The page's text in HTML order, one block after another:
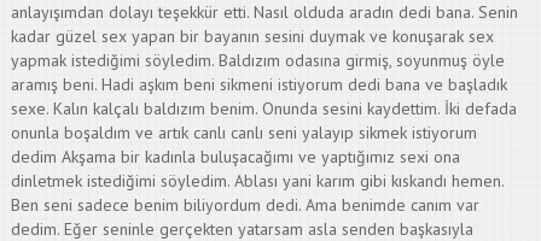
anlayışımdan dolayı teşekkür etti. Nasıl olduda aradın dedi bana. Senin
kadar güzel sex yapan bir bayanın sesini duymak ve konuşarak sex
yapmak istediğimi söyledim. Baldızım odasına girmiş, soyunmuş öyle
aramış beni. Hadi aşkım beni sikmeni istiyorum dedi bana ve başladık
sexe. Kalın kalçalı baldızım benim. Onunda sesini kaydettim. İki defada
onunla boşaldım ve artık canlı canlı seni yalayıp sikmek istiyorum
dedim Akşama bir kadınla buluşacağımı ve yaptığımız sexi ona
dinletmek istediğimi söyledim. Ablası yani karım gibi kıskandı hemen.
Ben seni sadece benim biliyordum dedi. Ama benimde canım var
dedim. Eğer seninle gerçekten yatarsam asla senden başkasıyla